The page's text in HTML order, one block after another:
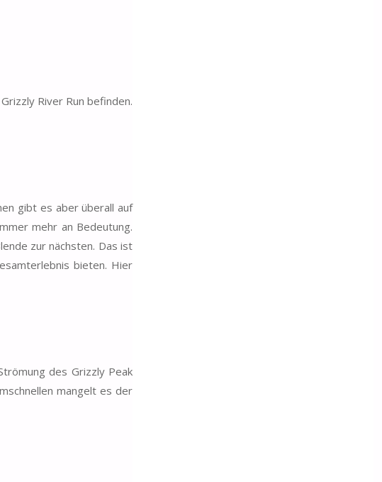
River Run befinden.
gibt es aber überall auf
mehr an Bedeutung.
zur nächsten. Das ist
bieten. Hier
des Grizzly Peak
mangelt es der